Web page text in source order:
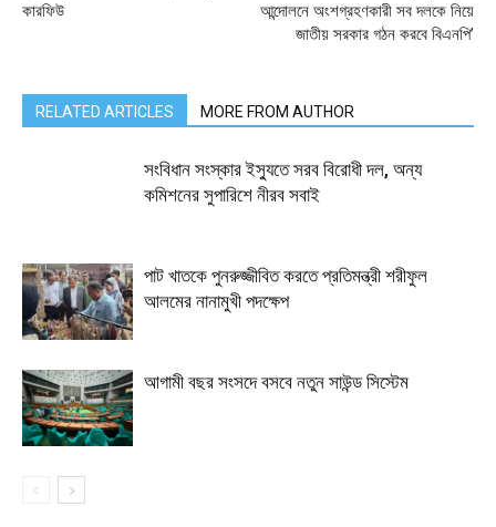
কারফিউ
আন্দোলনে অংশগ্রহণকারী সব দলকে নিয়ে
জাতীয় সরকার গঠন করবে বিএনপি’
RELATED ARTICLES MORE FROM AUTHOR
সংবিধান সংস্কার ইস্যুতে সরব বিরোধী দল, অন্য
কমিশনের সুপারিশে নীরব সবাই
পাট খাতকে পুনরুজ্জীবিত করতে প্রতিমন্ত্রী শরীফুল
আলমের নানামুখী পদক্ষেপ
আগামী বছর সংসদে বসবে নতুন সাউন্ড সিস্টেম